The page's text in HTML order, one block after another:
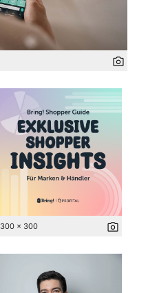
photo_camera
300 x 300 photo_camera